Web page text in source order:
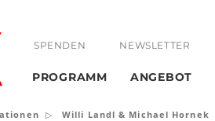
SPENDEN NEWSLETTER
PROGRAMM ANGEBOT
Willi Landl & Michael Hornek